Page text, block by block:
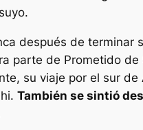
después de terminar
parte de Prometido
su viaje por el sur
También se sintió